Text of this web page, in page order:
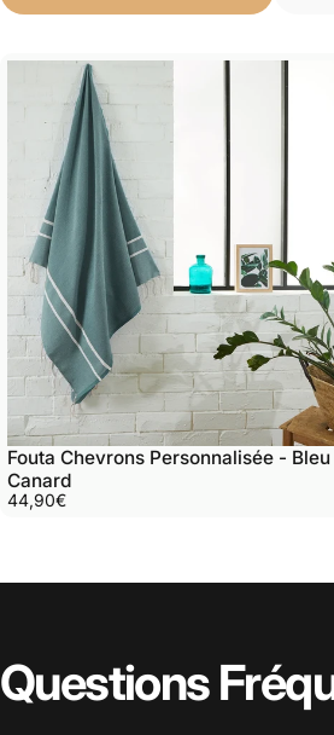
Fouta Chevrons Personnalisée - Bleu
Canard
44,90€
Questions